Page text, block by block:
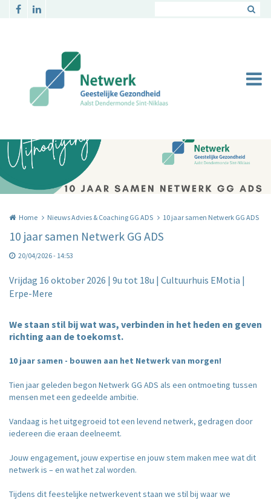
Overslaan en naar de inhoud gaan
Home Nieuws Advies & Coaching GG ADS 10 jaar samen Netwerk GG ADS
10 jaar samen Netwerk GG ADS
20/04/2026 - 14:53
Vrijdag 16 oktober 2026 | 9u tot 18u | Cultuurhuis EMotia |
Erpe-Mere
We staan stil bij wat was, verbinden in het heden en geven
richting aan de toekomst.
10 jaar samen - bouwen aan het Netwerk van morgen!
Tien jaar geleden begon Netwerk GG ADS als een ontmoeting tussen
mensen met een gedeelde ambitie.
Vandaag is het uitgegroeid tot een levend netwerk, gedragen door
iedereen die eraan deelneemt.
Jouw engagement, jouw expertise en jouw stem maken mee wat dit
netwerk is – en wat het zal worden.
Tijdens dit feestelijke netwerkevent staan we stil bij waar we